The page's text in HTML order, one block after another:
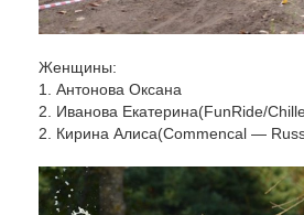
Женщины:
1. Антонова Оксана
2. Иванова Екатерина(FunRide/
2. Кирина Алиса(Commencal —